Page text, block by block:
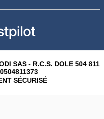
SAS - R.C.S. DOLE 504 811
SÉCURISÉ